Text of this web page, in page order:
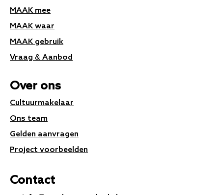
MAAK mee
MAAK waar
MAAK gebruik
Vraag & Aanbod
Over ons
Cultuurmakelaar
Ons team
Gelden aanvragen
Project voorbeelden
Contact